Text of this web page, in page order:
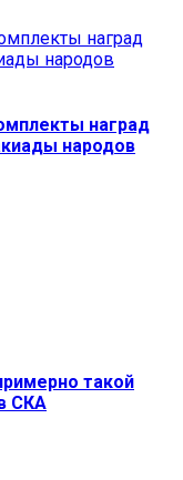
наград
народов
такой
СКА